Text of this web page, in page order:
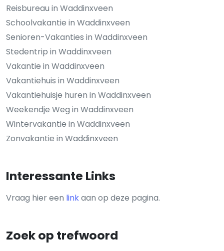
Reisbureau in Waddinxveen
Schoolvakantie in Waddinxveen
Senioren-Vakanties in Waddinxveen
Stedentrip in Waddinxveen
Vakantie in Waddinxveen
Vakantiehuis in Waddinxveen
Vakantiehuisje huren in Waddinxveen
Weekendje Weg in Waddinxveen
Wintervakantie in Waddinxveen
Zonvakantie in Waddinxveen
Interessante Links
Vraag hier een linkaan op deze pagina.
Zoek op trefwoord